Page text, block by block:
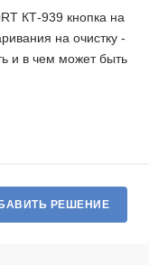
КТ-939 кнопка на
на очистку -
и в чем может быть
РЕШЕНИЕ